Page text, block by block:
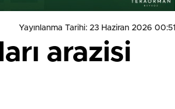
Yayınlanma Tarihi: 23 Haziran 2026 00:51
arazisi